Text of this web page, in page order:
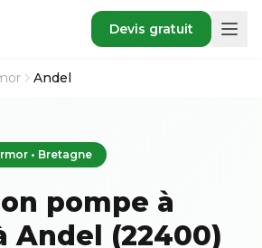
Devis gratuit
Andel
• Bretagne
pompe à
Andel (22400)